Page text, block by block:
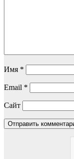
Имя *
Email *
Сайт